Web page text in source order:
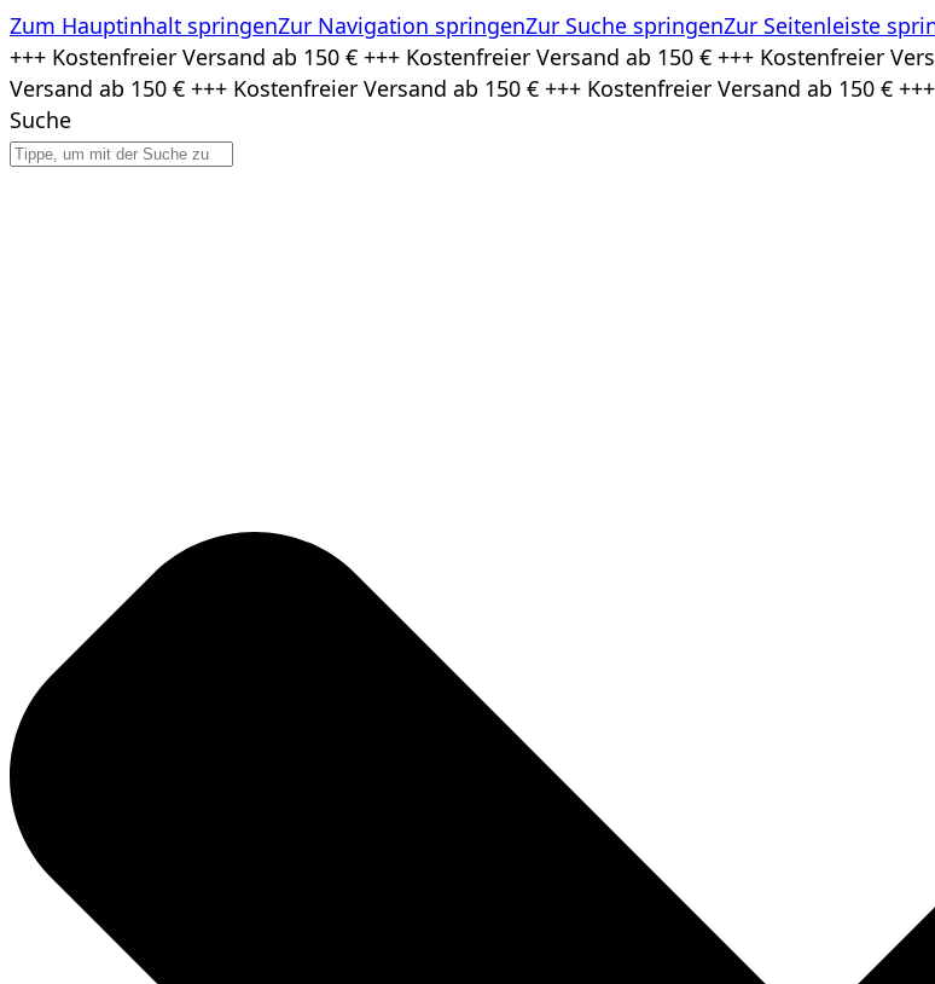
Zum Hauptinhalt springenZur Navigation springenZur Suche springenZur Seitenleiste
Zum
Inhalt
springen
+++ Kostenfreier Versand ab 150 € +++ Kostenfreier Versand ab 150 € +++ Kostenfreier
Versand ab 150 € +++ Kostenfreier Versand ab 150 € +++ Kostenfreier Versand ab 150 € +++
Suche